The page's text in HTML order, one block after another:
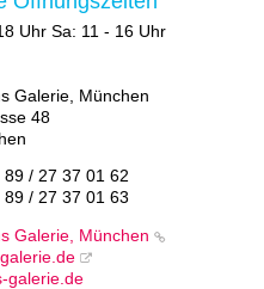
Uhr Sa: 11 - 16 Uhr
Galerie, München
48
89 / 27 37 01 62
89 / 27 37 01 63
Galerie, München
galerie.de